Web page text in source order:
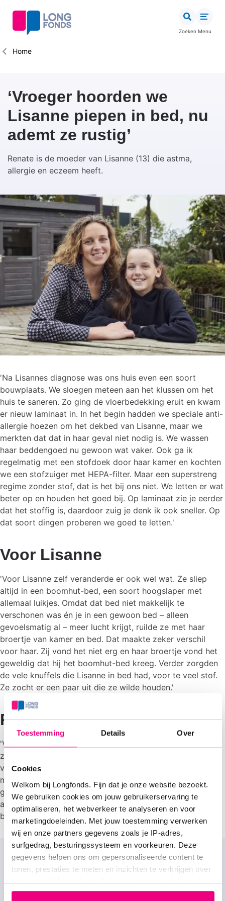
Toestemming Details Over
Cookies
Welkom bij Longfonds. Fijn dat je onze website bezoekt.
We gebruiken cookies om jouw gebruikerservaring te
optimaliseren, het webverkeer te analyseren en voor
marketingdoeleinden. Met jouw toestemming verwerken
wij en onze partners gegevens zoals je IP-adres,
surfgedrag, besturingssysteem en voorkeuren. Deze
gegevens helpen ons om gepersonaliseerde content te
tonen, prestaties te meten en inzichten te verkrijgen over
onze websitebezoekers. Je kunt je toestemming op elk
moment wijzigen of intrekken via het cookie-icoontje
inhoud
Zoeken Menu
Kruimelpad
Home
‘Vroeger hoorden we
Lisanne piepen in bed, nu
ademt ze rustig’
Renate is de moeder van Lisanne (13) die astma,
allergie en eczeem heeft.
'Na Lisannes diagnose was ons huis even een soort
bouwplaats. We sloegen meteen aan het klussen om het
huis te saneren. Zo ging de vloerbedekking eruit en kwam
er nieuw laminaat in. In het begin hadden we speciale anti-
allergie hoezen om het dekbed van Lisanne, maar we
merkten dat dat in haar geval niet nodig is. We wassen
haar beddengoed nu gewoon wat vaker. Ook ga ik
regelmatig met een stofdoek door haar kamer en kochten
we een stofzuiger met HEPA-filter. Maar een superstreng
regime zonder stof, dat is het bij ons niet. We letten er wat
beter op en houden het goed bij. Op laminaat zie je eerder
dat het stoffig is, daardoor zuig je denk ik ook sneller. Op
dat soort dingen proberen we goed te letten.'
Voor Lisanne
'Voor Lisanne zelf veranderde er ook wel wat. Ze sliep
altijd in een boomhut-bed, een soort hoogslaper met
allemaal luikjes. Omdat dat bed niet makkelijk te
verschonen was én je in een gewoon bed – alleen
gevoelsmatig al – meer lucht krijgt, ruilde ze met haar
broertje van kamer en bed. Dat maakte zeker verschil
voor haar. Zij vond het niet erg en haar broertje vond het
geweldig dat hij het boomhut-bed kreeg. Verder zorgden
de vele knuffels die Lisanne in bed had, voor te veel stof.
Ze zocht er een paar uit die ze wilde houden.'
Rustig ademen
'Vóór deze veranderingen hoorden we Lisanne piepen als
ze in bed lag, nu ademt ze rustig. Dat is het grootste
verschil. Of dat komt door de aanpassingen in huis, de
medicijnen of beide, dat weet ik niet. Al met al gaat het
gewoon goed en staan we er nuchter in. Voor ons is haar
astma gelukkig niet iets heel groots dat ons leven
beheerst.’
Weg met huisstofmijt
Allergisch voor huisstofmijt? Hoe goed je ook